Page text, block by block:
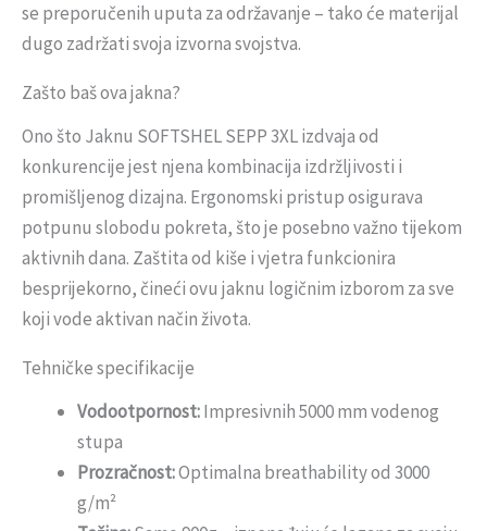
se preporučenih uputa za održavanje – tako će materijal
dugo zadržati svoja izvorna svojstva.
Zašto baš ova jakna?
Ono što Jaknu SOFTSHEL SEPP 3XL izdvaja od
konkurencije jest njena kombinacija izdržljivosti i
promišljenog dizajna. Ergonomski pristup osigurava
potpunu slobodu pokreta, što je posebno važno tijekom
aktivnih dana. Zaštita od kiše i vjetra funkcionira
besprijekorno, čineći ovu jaknu logičnim izborom za sve
koji vode aktivan način života.
Tehničke specifikacije
Vodootpornost:Impresivnih 5000 mm vodenog
stupa
Prozračnost:Optimalna breathability od 3000
g/m²